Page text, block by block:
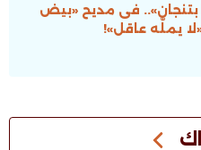
بتنجان».. فى مديح «بيض
يملّه عاقل»!